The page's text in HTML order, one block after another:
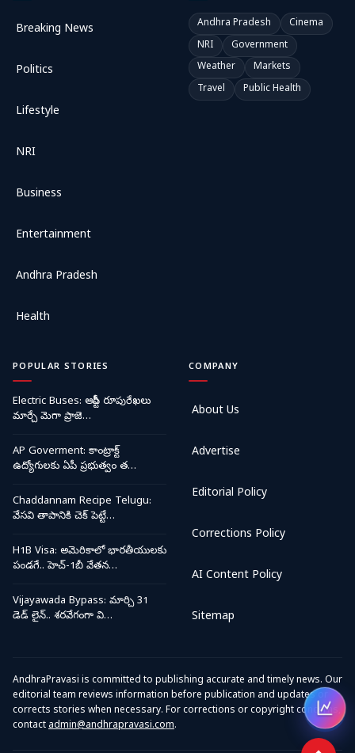
Breaking News
Politics
Lifestyle
NRI
Business
Entertainment
Andhra Pradesh
Health
Andhra Pradesh
Cinema
NRI
Government
Weather
Markets
Travel
Public Health
POPULAR STORIES
Electric Buses: ఆర్టీసీ రూపురేఖలు
మార్చే మెగా ప్రాజె…
AP Goverment: కాంట్రాక్ట్
ఉద్యోగులకు ఏపీ ప్రభుత్వం త…
Chaddannam Recipe Telugu:
వేసవి తాపానికి చెక్ పెట్టే…
H1B Visa: అమెరికాలో భారతీయులకు
పండగే.. హెచ్-1బీ వేతన…
Vijayawada Bypass: మార్చి 31
డెడ్ లైన్.. శరవేగంగా వి…
COMPANY
About Us
Advertise
Editorial Policy
Corrections Policy
AI Content Policy
Sitemap
AndhraPravasi is committed to publishing accurate and timely news. Our
editorial team reviews information before publication and updates or
corrects stories when necessary. For corrections or copyright concerns,
contactadmin@andhrapravasi.com.